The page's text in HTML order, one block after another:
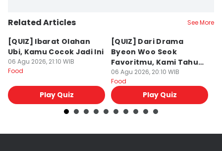
Related Articles See More
[QUIZ] Ibarat Olahan
Ubi, Kamu Cocok Jadi Ini
06 Agu 2026, 21:10 WIB
Food
Play Quiz
[QUIZ] Dari Drama
Byeon Woo Seok
Favoritmu, Kami Tahu
Makanan yang Cocok
untukmu
06 Agu 2026, 20:10 WIB
Food
Play Quiz